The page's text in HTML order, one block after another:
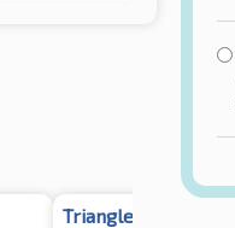
Triangle